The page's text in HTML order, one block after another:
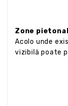
Zone
Acolo unde
vizibilă poate